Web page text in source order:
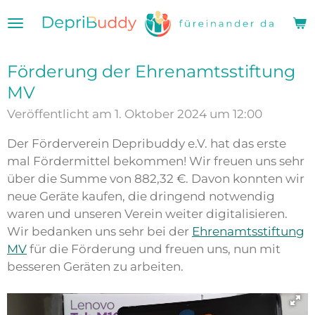
Zum
Hauptinhalt
Förderung der Ehrenamtsstiftung
MV
Veröffentlicht am 1. Oktober 2024 um 12:00
Der Förderverein Depribuddy e.V. hat das erste
mal Fördermittel bekommen! Wir freuen uns sehr
über die Summe von 882,32 €. Davon konnten wir
neue Geräte kaufen, die dringend notwendig
waren und unseren Verein weiter digitalisieren.
Wir bedanken uns sehr bei der Ehrenamtsstiftung
MVfür die Förderung und freuen uns, nun mit
besseren Geräten zu arbeiten.